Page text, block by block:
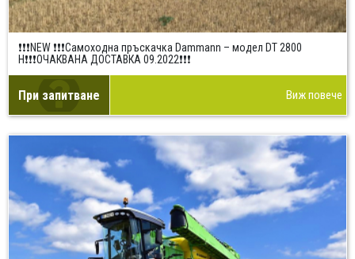
❗❗❗NEW ❗❗❗Самоходна пръскачка Dammann – модел DT 2800
H❗❗❗ОЧАКВАНА ДОСТАВКА 09.2022❗❗❗
При запитване Виж повече